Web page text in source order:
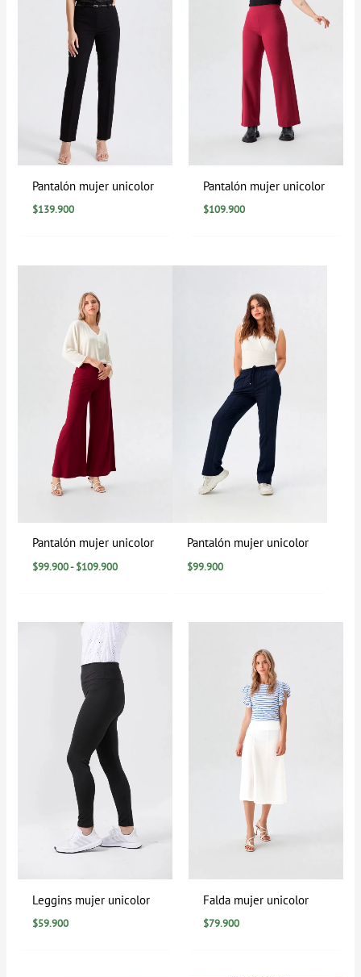
Pantalón mujer unicolor
$139.900
Pantalón mujer unicolor
$109.900
Pantalón mujer unicolor
$99.900- $109.900
Pantalón mujer unicolor
$99.900
Leggins mujer unicolor
$59.900
Falda mujer unicolor
$79.900